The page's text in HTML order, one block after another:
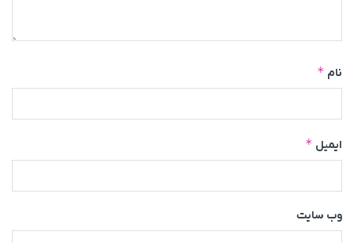
نام *
ایمیل *
وب‌ سایت